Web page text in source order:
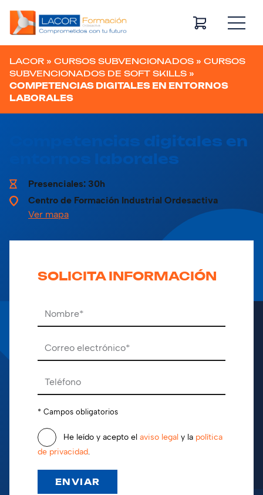
Navegación principal
LACOR » CURSOS SUBVENCIONADOS » CURSOS
SUBVENCIONADOS DE SOFT SKILLS »
COMPETENCIAS DIGITALES EN ENTORNOS
LABORALES
Competencias digitales en
entornos laborales
Presenciales: 30h
Centro de Formación Industrial Ordesactiva
Ver mapa
SOLICITA INFORMACIÓN
Por favor, deja este campo vacío.
* Campos obligatorios
He leído y acepto el aviso legal y la política
de privacidad.